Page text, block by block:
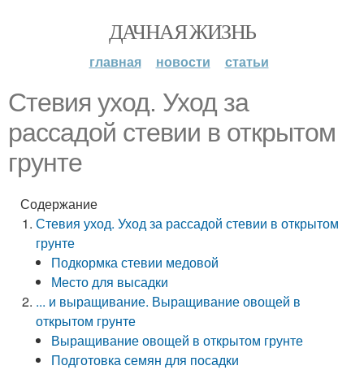
ДАЧНАЯ ЖИЗНЬ
главная новости статьи
Стевия уход. Уход за
рассадой стевии в открытом
грунте
Содержание
Стевия уход. Уход за рассадой стевии в открытом
грунте
Подкормка стевии медовой
Место для высадки
... и выращивание. Выращивание овощей в
открытом грунте
Выращивание овощей в открытом грунте
Подготовка семян для посадки